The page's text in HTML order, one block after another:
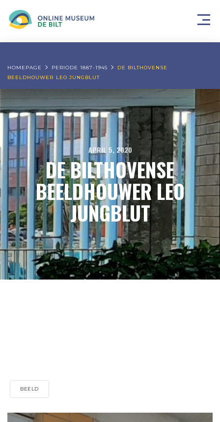
HOMEPAGE PERIODE 1887-1945
DE BILTHOVENSE
BEELDHOUWER LEO JUNGBLUT
APRIL 5, 2020
DE BILTHOVENSE
BEELDHOUWER LEO
JUNGBLUT
BEELD